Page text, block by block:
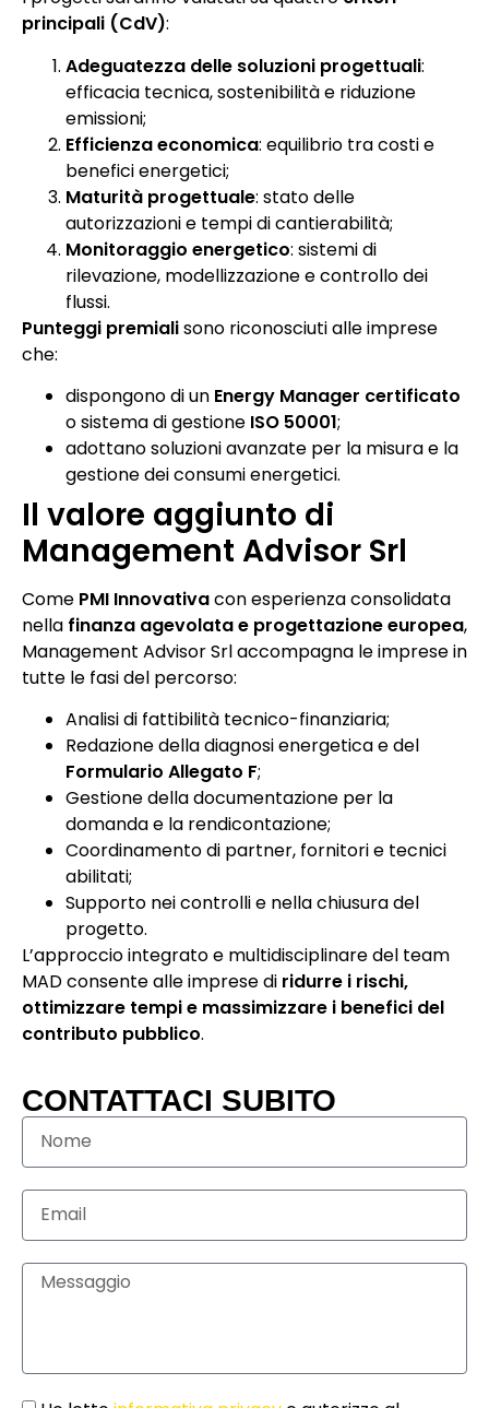
principali (CdV):
Adeguatezza delle soluzioni progettuali:
efficacia tecnica, sostenibilità e riduzione
emissioni;
Efficienza economica: equilibrio tra costi e
benefici energetici;
Maturità progettuale: stato delle
autorizzazioni e tempi di cantierabilità;
Monitoraggio energetico: sistemi di
rilevazione, modellizzazione e controllo dei
flussi.
Punteggi premialisono riconosciuti alle imprese
che:
dispongono di un Energy Manager certificato
o sistema di gestione ISO 50001;
adottano soluzioni avanzate per la misura e la
gestione dei consumi energetici.
Il valore aggiunto di
Management Advisor Srl
Come PMI Innovativacon esperienza consolidata
nella finanza agevolata e progettazione europea,
Management Advisor Srl accompagna le imprese in
tutte le fasi del percorso:
Analisi di fattibilità tecnico-finanziaria;
Redazione della diagnosi energetica e del
Formulario Allegato F;
Gestione della documentazione per la
domanda e la rendicontazione;
Coordinamento di partner, fornitori e tecnici
abilitati;
Supporto nei controlli e nella chiusura del
progetto.
L’approccio integrato e multidisciplinare del team
MAD consente alle imprese di ridurre i rischi,
ottimizzare tempi e massimizzare i benefici del
contributo pubblico.
CONTATTACI SUBITO